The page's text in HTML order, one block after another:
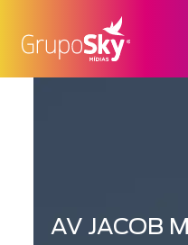
AV JACOB